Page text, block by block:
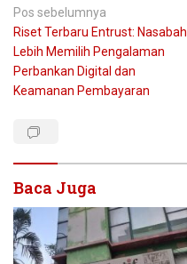
Navigasi
pos
Pos sebelumnya
Riset Terbaru Entrust: Nasabah
Lebih Memilih Pengalaman
Perbankan Digital dan
Keamanan Pembayaran
Baca Juga